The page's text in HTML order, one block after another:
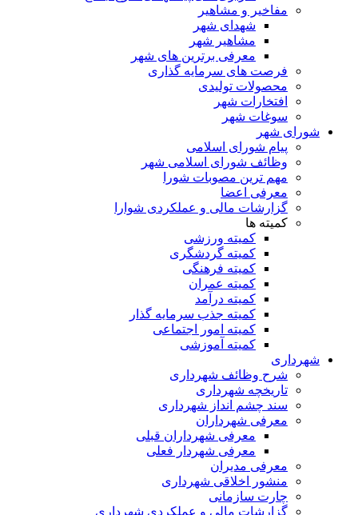
مفاخیر و مشاهیر
شهدای شهر
مشاهیر شهر
معرفی برترین های شهر
فرصت های سرمایه گذاری
محصولات تولیدی
افتخارات شهر
سوغات شهر
شورای شهر
پیام شورای اسلامی
وظائف شورای اسلامی شهر
مهم ترین مصوبات شورا
معرفی اعضا
گزارشات مالی و عملکردی شوارا
کمیته ها
کمیته ورزشی
کمیته گردشگری
کمیته فرهنگی
کمیته عمران
کمیته درآمد
کمیته جذب سرمایه گذار
کمیته امور اجتماعی
کمیته آموزشی
شهرداری
شرح وظائف شهرداری
تاریخچه شهرداری
سند چشم انداز شهرداری
معرفی شهرداران
معرفی شهرداران قبلی
معرفی شهردار فعلی
معرفی مدیران
منشور اخلاقی شهرداری
چارت سازمانی
گزارشات مالی و عملکردی شهرداری